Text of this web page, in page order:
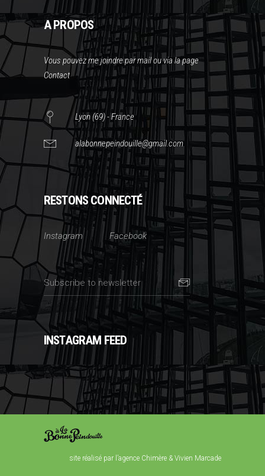
A PROPOS
Vous pouvez me joindre par mail ou via la page
Contact
Lyon (69) - France
alabonnepeindouille@gmail.com
RESTONS CONNECTÉ
Instagram Facebook
INSTAGRAM FEED
site réalisé par l’agence Chimère & Vivien Marcade